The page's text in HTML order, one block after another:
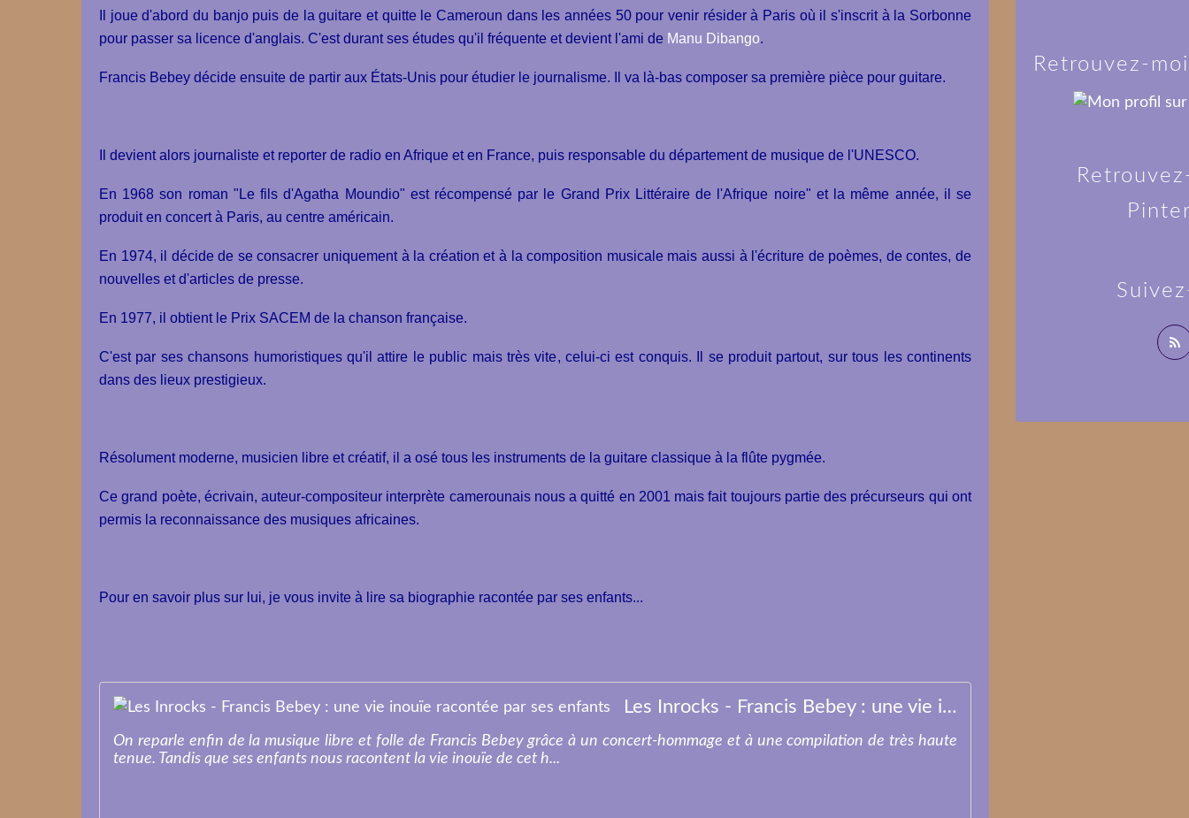
Il joue d'abord du banjo puis de la guitare et quitte le Cameroun dans les années 50 pour venir résider à Paris où il s'inscrit à la Sorbonne
pour passer sa licence d'anglais. C'est durant ses études qu'il fréquente et devient l'ami de Manu Dibango.
Francis Bebey décide ensuite de partir aux États-Unis pour étudier le journalisme. Il va là-bas composer sa première pièce pour guitare.
Il devient alors journaliste et reporter de radio en Afrique et en France, puis responsable du département de musique de l'UNESCO.
En 1968 son roman "Le fils d'Agatha Moundio" est récompensé par le Grand Prix Littéraire de l'Afrique noire" et la même année, il se
produit en concert à Paris, au centre américain.
En 1974, il décide de se consacrer uniquement à la création et à la composition musicale mais aussi à l'écriture de poèmes, de contes, de
nouvelles et d'articles de presse.
En 1977, il obtient le Prix SACEM de la chanson française.
C'est par ses chansons humoristiques qu'il attire le public mais très vite, celui-ci est conquis. Il se produit partout, sur tous les continents
dans des lieux prestigieux.
Résolument moderne, musicien libre et créatif, il a osé tous les instruments de la guitare classique à la flûte pygmée.
Ce grand poète, écrivain, auteur-compositeur interprète camerounais nous a quitté en 2001 mais fait toujours partie des précurseurs qui ont
permis la reconnaissance des musiques africaines.
Pour en savoir plus sur lui, je vous invite à lire sa biographie racontée par ses enfants...
Les Inrocks - Francis Bebey : une vie inouïe racontée par ses enfants
On reparle enfin de la musique libre et folle de Francis Bebey grâce à un concert-hommage et à une compilation de très haute
tenue. Tandis que ses enfants nous racontent la vie inouïe de cet h...
Retrouvez-